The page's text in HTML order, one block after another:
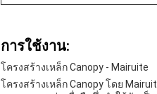
การใช้งาน:
โครงสร้างเหล็ก Canopy - Mairuite
โครงสร้างเหล็ก Canopy โดย